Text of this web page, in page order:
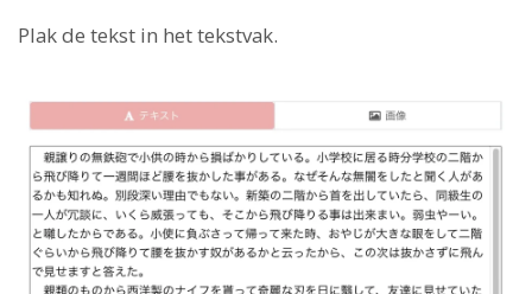
Plak de tekst in het tekstvak.